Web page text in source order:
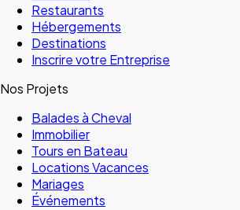
Restaurants
Hébergements
Destinations
Inscrire votre Entreprise
Nos Projets
Balades à Cheval
Immobilier
Tours en Bateau
Locations Vacances
Mariages
Événements